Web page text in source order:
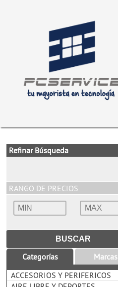
Refinar Búsqueda
RANGO DE PRECIOS
Categorías
Marcas
ACCESORIOS Y PERIFERICOS